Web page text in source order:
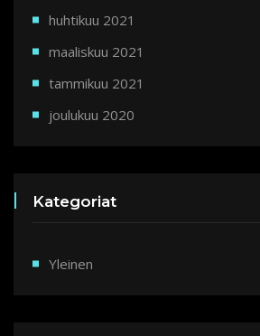
huhtikuu 2021
maaliskuu 2021
tammikuu 2021
joulukuu 2020
Kategoriat
Yleinen